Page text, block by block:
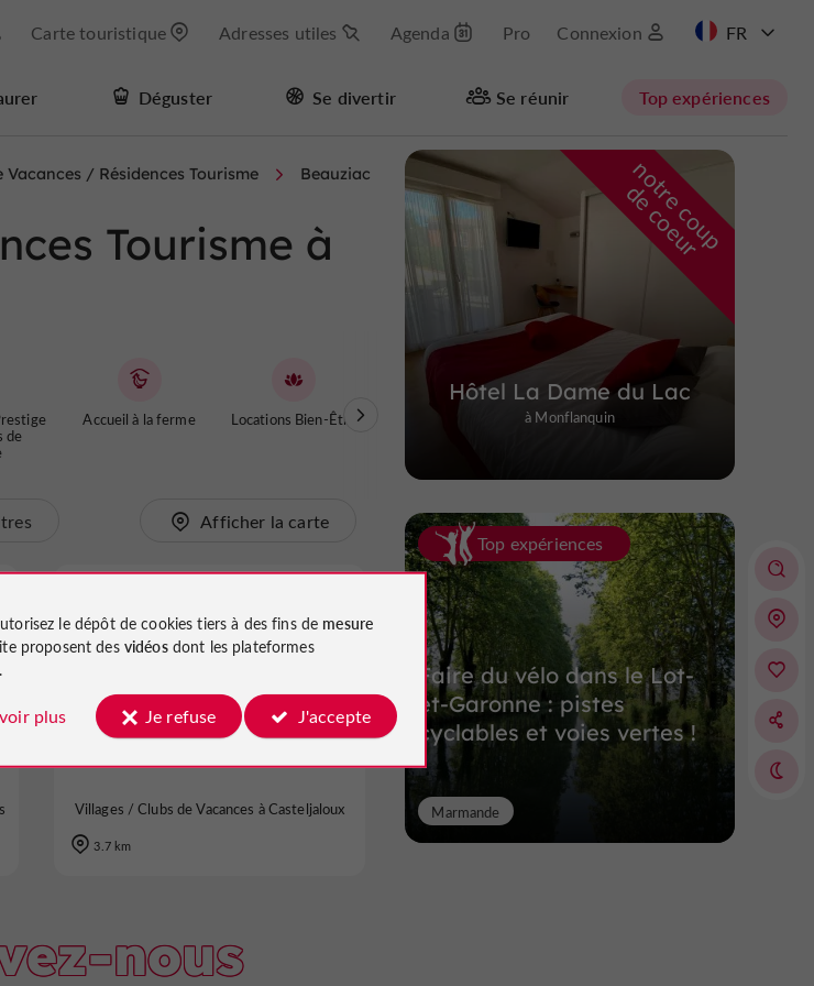
Carte touristique Adresses utiles Agenda Pro Connexion
Déguster Se divertir Se réunir Top expériences
Masquer la carte
Vacances / Résidences Tourisme Beauziac
Tourisme à
de
Accueil à la ferme Locations Bien-Être
Afficher la carte
Castel Chalets
Villages / Clubs de Vacances à Casteljaloux
3.7 km
n
o
t
r
e
c
o
u
p
d
e
c
o
e
u
r
Hôtel La Dame du Lac
à Monflanquin
Top expériences
Faire du vélo dans le Lot-
et-Garonne : pistes
cyclables et voies vertes !
Marmande
nous
le dépôt de cookies tiers à des fins de mesure
proposent des vidéosdont les plateformes
plus Je refuse J'accepte